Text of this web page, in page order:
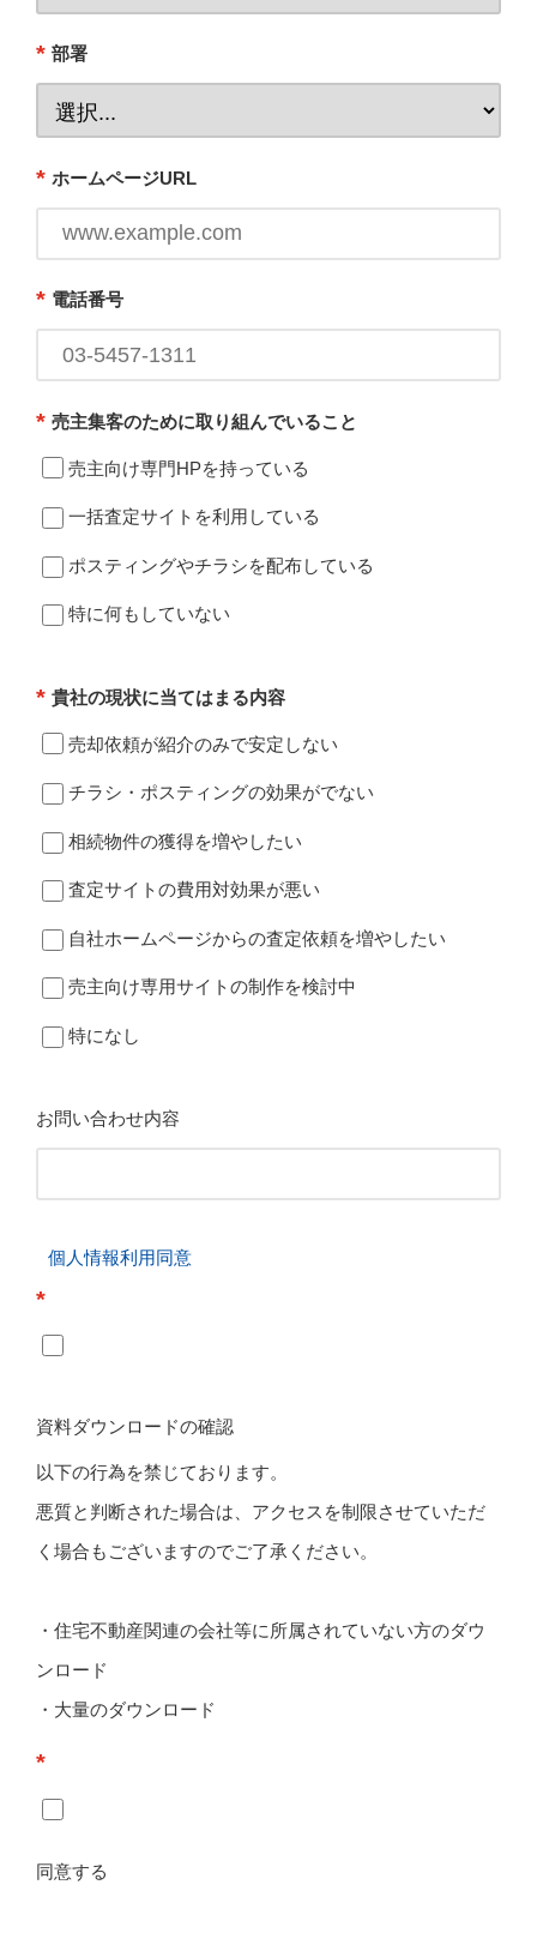
* 部署
* ホームページURL
* 電話番号
* 売主集客のために取り組んでいること
売主向け専門HPを持っている
一括査定サイトを利用している
ポスティングやチラシを配布している
特に何もしていない
* 貴社の現状に当てはまる内容
売却依頼が紹介のみで安定しない
チラシ・ポスティングの効果がでない
相続物件の獲得を増やしたい
査定サイトの費用対効果が悪い
自社ホームページからの査定依頼を増やしたい
売主向け専用サイトの制作を検討中
特になし
お問い合わせ内容
個人情報利用同意
*
資料ダウンロードの確認
以下の行為を禁じております。
悪質と判断された場合は、アクセスを制限させていただ
く場合もございますのでご了承ください。
・住宅不動産関連の会社等に所属されていない方のダウ
ンロード
・大量のダウンロード
*
同意する